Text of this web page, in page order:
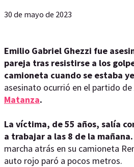
30 de mayo de 2023
Emilio Gabriel Ghezzi fue
pareja tras resistirse a los
camioneta cuando se estaba
asesinato ocurrió en el partido
Matanza.
La víctima, de 55 años, salía
a trabajar a las 8 de la mañana.
marcha atrás en su camioneta
auto rojo paró a pocos metros.